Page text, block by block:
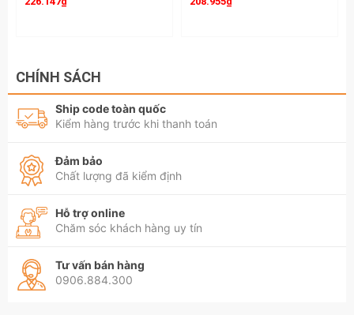
CHÍNH SÁCH
Ship code toàn quốc
Kiểm hàng trước khi thanh toán
Đảm bảo
Chất lượng đã kiểm định
Hỗ trợ online
Chăm sóc khách hàng uy tín
Tư vấn bán hàng
0906.884.300